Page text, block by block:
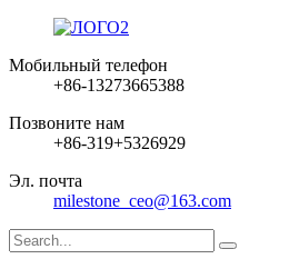
Мобильный телефон
+86-13273665388
Позвоните нам
+86-319+5326929
Эл. почта
milestone_ceo@163.com